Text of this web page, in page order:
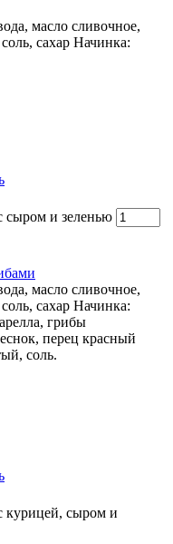
масло сливочное,
сахар Начинка:
сыром и зеленью
масло сливочное,
сахар Начинка:
грибы
перец красный
соль.
курицей, сыром и